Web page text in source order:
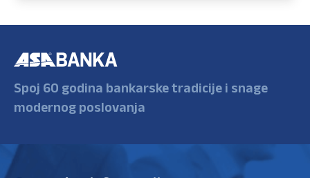
Spoj 60 godina bankarske tradicije i snage
modernog poslovanja